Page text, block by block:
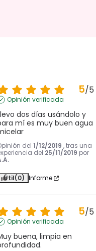
5/5
Opinión verificada
dos días usándolo y
mí es muy buen agua
del 1/12/2019 , tras una
del 25/11/2019 por
Útil(0) Informe
5/5
Opinión verificada
buena, limpia en